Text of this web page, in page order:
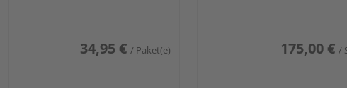
34,95 € / Paket(e) 175,00 € /